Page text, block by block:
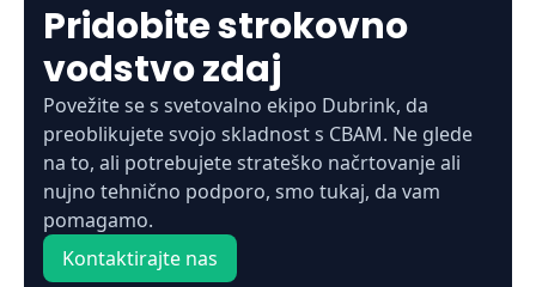
Pridobite strokovno
vodstvo zdaj
Povežite se s svetovalno ekipo Dubrink, da
preoblikujete svojo skladnost s CBAM. Ne glede
na to, ali potrebujete strateško načrtovanje ali
nujno tehnično podporo, smo tukaj, da vam
pomagamo.
Kontaktirajte nas